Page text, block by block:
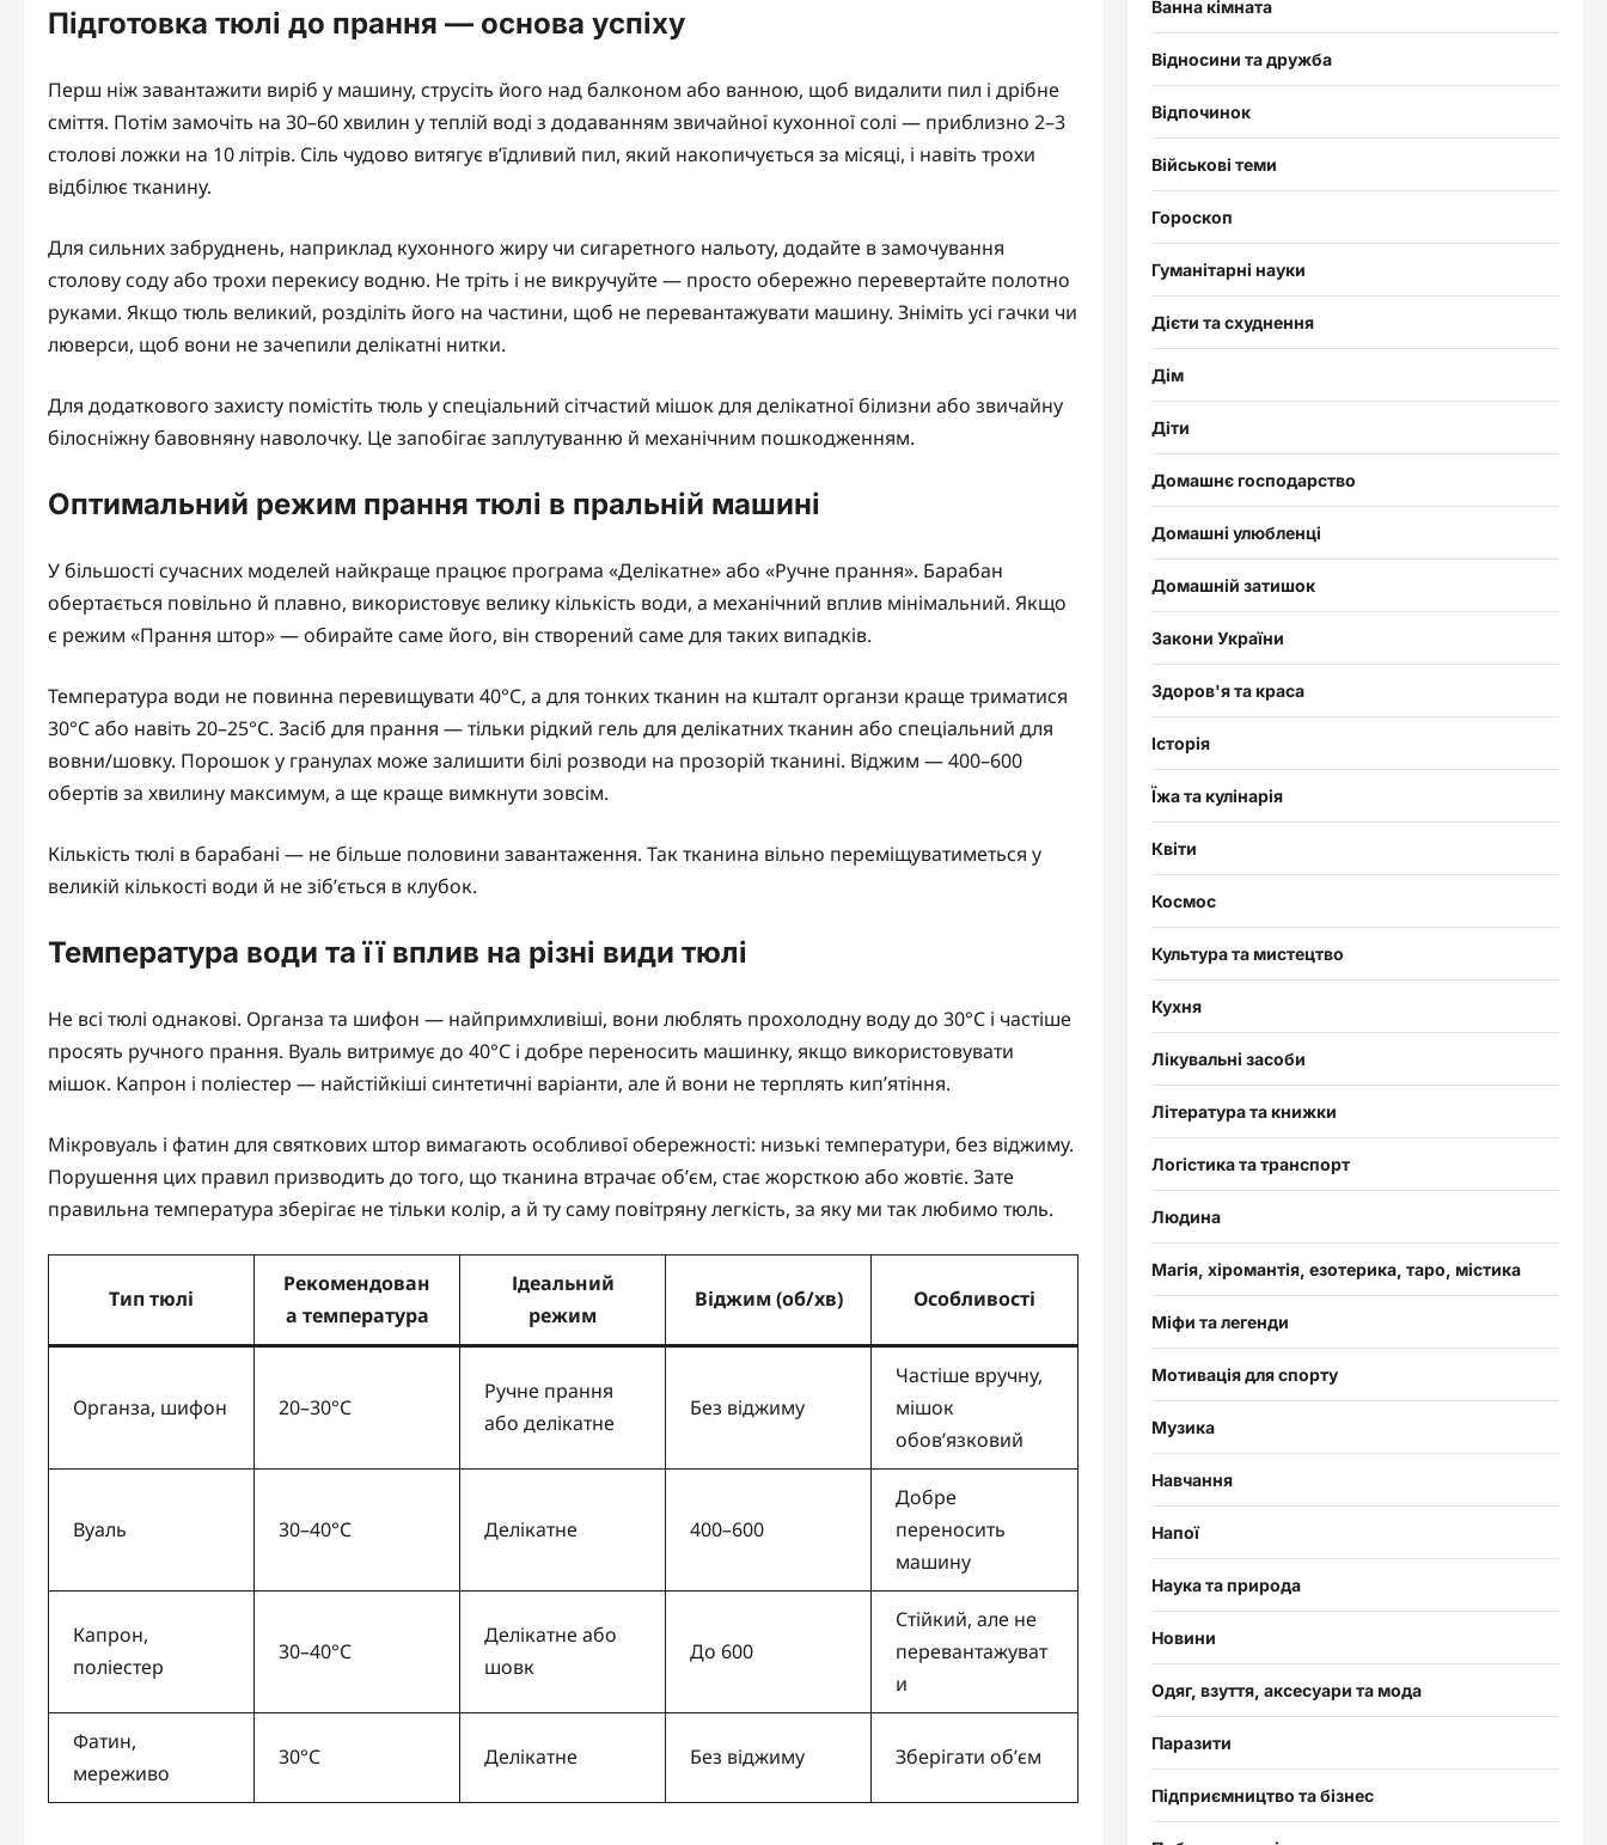
Підготовка тюлі до прання — основа успіху
Перш ніж завантажити виріб у машину, струсіть його над балконом або ванною, щоб видалити пил і дрібне
сміття. Потім замочіть на 30–60 хвилин у теплій воді з додаванням звичайної кухонної солі — приблизно 2–3
столові ложки на 10 літрів. Сіль чудово витягує в’їдливий пил, який накопичується за місяці, і навіть трохи
відбілює тканину.
Для сильних забруднень, наприклад кухонного жиру чи сигаретного нальоту, додайте в замочування
столову соду або трохи перекису водню. Не тріть і не викручуйте — просто обережно перевертайте полотно
руками. Якщо тюль великий, розділіть його на частини, щоб не перевантажувати машину. Зніміть усі гачки чи
люверси, щоб вони не зачепили делікатні нитки.
Для додаткового захисту помістіть тюль у спеціальний сітчастий мішок для делікатної білизни або звичайну
білосніжну бавовняну наволочку. Це запобігає заплутуванню й механічним пошкодженням.
Оптимальний режим прання тюлі в пральній машині
У більшості сучасних моделей найкраще працює програма «Делікатне» або «Ручне прання». Барабан
обертається повільно й плавно, використовує велику кількість води, а механічний вплив мінімальний. Якщо
є режим «Прання штор» — обирайте саме його, він створений саме для таких випадків.
Температура води не повинна перевищувати 40°C, а для тонких тканин на кшталт органзи краще триматися
30°C або навіть 20–25°C. Засіб для прання — тільки рідкий гель для делікатних тканин або спеціальний для
вовни/шовку. Порошок у гранулах може залишити білі розводи на прозорій тканині. Віджим — 400–600
обертів за хвилину максимум, а ще краще вимкнути зовсім.
Кількість тюлі в барабані — не більше половини завантаження. Так тканина вільно переміщуватиметься у
великій кількості води й не зіб’ється в клубок.
Температура води та її вплив на різні види тюлі
Не всі тюлі однакові. Органза та шифон — найпримхливіші, вони люблять прохолодну воду до 30°C і частіше
просять ручного прання. Вуаль витримує до 40°C і добре переносить машинку, якщо використовувати
мішок. Капрон і поліестер — найстійкіші синтетичні варіанти, але й вони не терплять кип’ятіння.
Мікровуаль і фатин для святкових штор вимагають особливої обережності: низькі температури, без віджиму.
Порушення цих правил призводить до того, що тканина втрачає об’єм, стає жорсткою або жовтіє. Зате
правильна температура зберігає не тільки колір, а й ту саму повітряну легкість, за яку ми так любимо тюль.
Тип тюлі
Рекомендован
а температура
Ідеальний
режим
Віджим (об/хв) Особливості
Органза, шифон 20–30°C
Ручне прання
або делікатне
Без віджиму
Частіше вручну,
мішок
обов’язковий
Вуаль 30–40°C Делікатне 400–600
Добре
переносить
машину
Капрон,
поліестер
30–40°C
Делікатне або
шовк
До 600
Стійкий, але не
перевантажуват
и
Фатин,
мереживо
30°C Делікатне Без віджиму Зберігати об’єм
Ванна кімната
Відносини та дружба
Відпочинок
Військові теми
Гороскоп
Гуманітарні науки
Дієти та схуднення
Дім
Діти
Домашнє господарство
Домашні улюбленці
Домашній затишок
Закони України
Здоров'я та краса
Історія
Їжа та кулінарія
Квіти
Космос
Культура та мистецтво
Кухня
Лікувальні засоби
Література та книжки
Логістика та транспорт
Людина
Магія, хіромантія, езотерика, таро, містика
Міфи та легенди
Мотивація для спорту
Музика
Навчання
Напої
Наука та природа
Новини
Одяг, взуття, аксесуари та мода
Паразити
Підприємництво та бізнес